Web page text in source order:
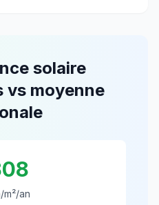
solaire
vs moyenne
m²/an